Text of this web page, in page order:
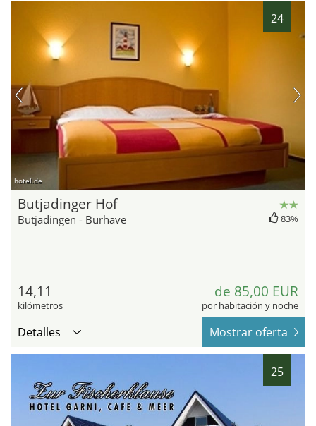
24
hotel.de
Butjadinger Hof
Butjadingen - Burhave 83%
14,11
kilómetros
de 85,00 EUR
por habitación y noche
Detalles Mostrar oferta
25